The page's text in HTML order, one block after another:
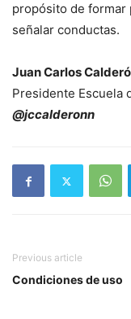
propósito de formar
señalar conductas.
Juan Carlos
Presidente Escuela
@jccalderonn
Previous article
Condiciones de uso